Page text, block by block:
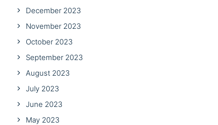
December 2023
November 2023
October 2023
September 2023
August 2023
July 2023
June 2023
May 2023